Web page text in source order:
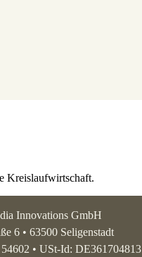
Kreislaufwirtschaft.
Innovations GmbH
6 • 63500 Seligenstadt
• USt-Id: DE361704813